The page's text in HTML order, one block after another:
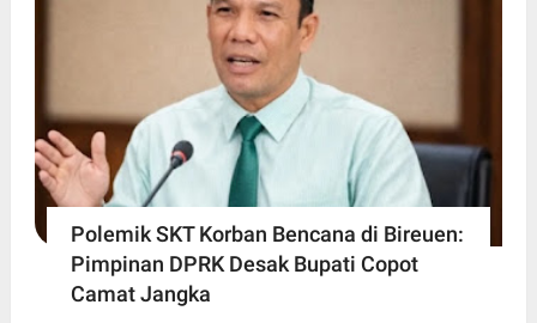
Polemik SKT Korban Bencana di Bireuen:
Pimpinan DPRK Desak Bupati Copot
Camat Jangka